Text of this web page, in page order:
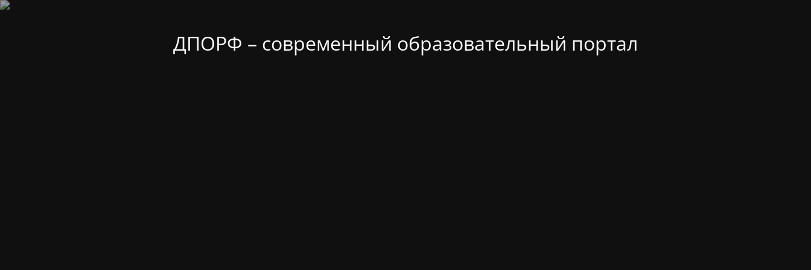
ДПОРФ – современный образовательный портал